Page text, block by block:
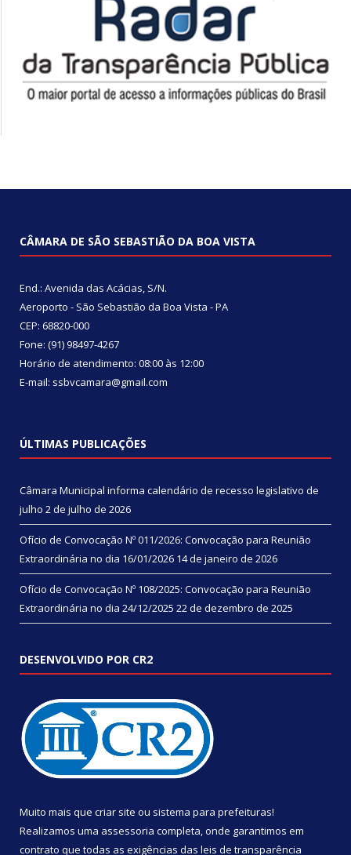
CÂMARA DE SÃO SEBASTIÃO DA BOA VISTA
End.: Avenida das Acácias, S/N.
Aeroporto - São Sebastião da Boa Vista - PA
CEP: 68820-000
Fone: (91) 98497-4267
Horário de atendimento: 08:00 às 12:00
E-mail: ssbvcamara@gmail.com
ÚLTIMAS PUBLICAÇÕES
Câmara Municipal informa calendário de recesso legislativo de
julho 2 de julho de 2026
Ofício de Convocação Nº 011/2026: Convocação para Reunião
Extraordinária no dia 16/01/2026 14 de janeiro de 2026
Ofício de Convocação Nº 108/2025: Convocação para Reunião
Extraordinária no dia 24/12/2025 22 de dezembro de 2025
DESENVOLVIDO POR CR2
Muito mais que criar site ou sistema para prefeituras!
Realizamos uma assessoria completa, onde garantimos em
contrato que todas as exigências das leis de transparência